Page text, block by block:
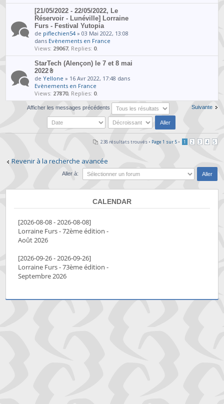
[21/05/2022 - 22/05/2022, Le
Réservoir - Lunéville] Lorraine
Furs - Festival Yutopia
de piflechien54» 03 Mai 2022, 13:08
dans Evènements en France
Views: 29067, Replies: 0.
StarTech (Alençon) le 7 et 8 mai
2022
deYellone » 16 Avr 2022, 17:48 dans
Evènements en France
Views: 27870, Replies: 0.
Suivante
Afficher les messages précédents
238 résultats trouvés • Page 1 sur 5• 1 2 3 4 5
Revenir à la recherche avancée
Aller à:
CALENDAR